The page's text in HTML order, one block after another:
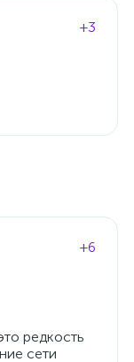
+3
+6
редкость
сети